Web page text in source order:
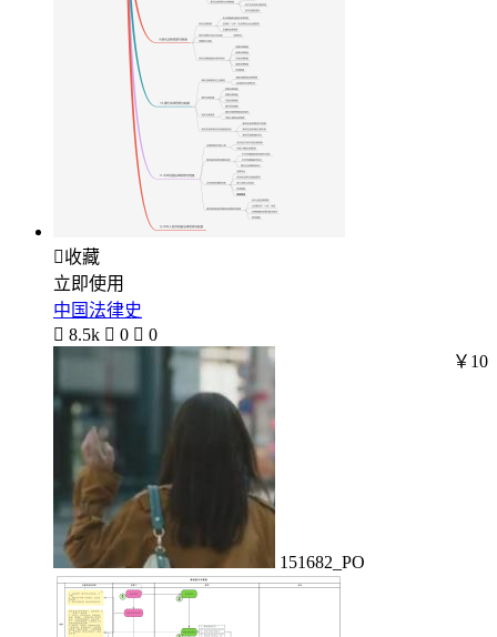
收藏
立即使用
中国法律史
 8.5k  0  0
151682_PO
￥10